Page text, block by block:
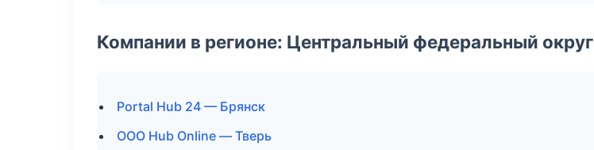
Компании в регионе: Центральный федеральный округ
Portal Hub 24 — Брянск
ООО Hub Online — Тверь